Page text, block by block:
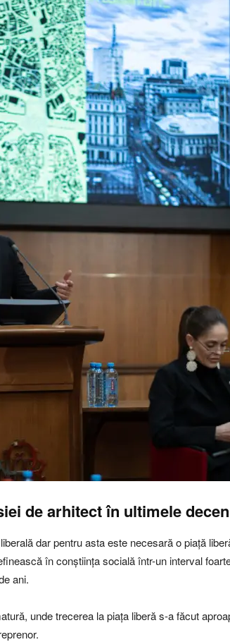
de arhitect în ultimele
dar pentru asta este necesară o piață
în conștiința socială într-un interval
ani.
unde trecerea la piața liberă s-a făcut